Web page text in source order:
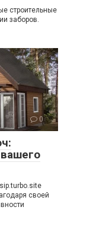
строительные
заборов.
0
своей